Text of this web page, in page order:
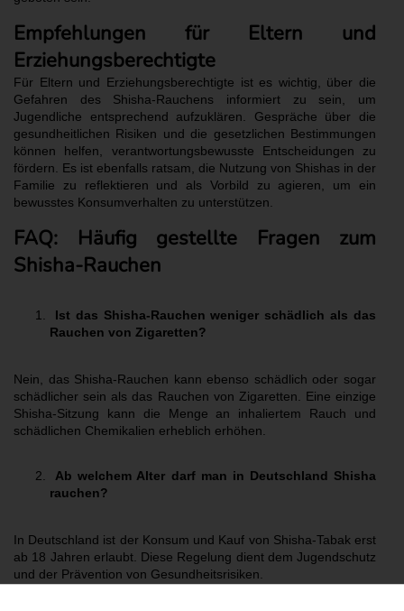
Empfehlungen für Eltern und
Erziehungsberechtigte
Für Eltern und Erziehungsberechtigte ist es wichtig, über die
Gefahren des Shisha-Rauchens informiert zu sein, um
Jugendliche entsprechend aufzuklären. Gespräche über die
gesundheitlichen Risiken und die gesetzlichen Bestimmungen
können helfen, verantwortungsbewusste Entscheidungen zu
fördern. Es ist ebenfalls ratsam, die Nutzung von Shishas in der
Familie zu reflektieren und als Vorbild zu agieren, um ein
bewusstes Konsumverhalten zu unterstützen.
FAQ: Häufig gestellte Fragen zum
Shisha-Rauchen
Ist das Shisha-Rauchen weniger schädlich als das
Rauchen von Zigaretten?
Nein, das Shisha-Rauchen kann ebenso schädlich oder sogar
schädlicher sein als das Rauchen von Zigaretten. Eine einzige
Shisha-Sitzung kann die Menge an inhaliertem Rauch und
schädlichen Chemikalien erheblich erhöhen.
Ab welchem Alter darf man in Deutschland Shisha
rauchen?
In Deutschland ist der Konsum und Kauf von Shisha-Tabak erst
ab 18 Jahren erlaubt. Diese Regelung dient dem Jugendschutz
und der Prävention von Gesundheitsrisiken.